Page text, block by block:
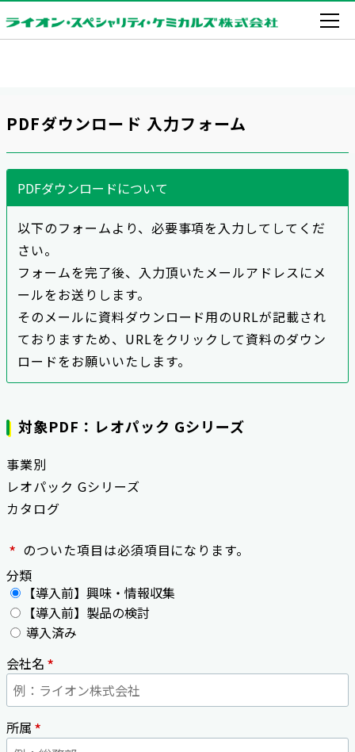
PDFダウンロード 入力フォーム
PDFダウンロードについて
以下のフォームより、必要事項を入力してしてくだ
さい。
フォームを完了後、入力頂いたメールアドレスにメ
ールをお送りします。
そのメールに資料ダウンロード用のURLが記載され
ておりますため、URLをクリックして資料のダウン
ロードをお願いいたします。
対象PDF：レオパック Gシリーズ
事業別
レオパック Gシリーズ
カタログ
* のついた項目は必須項目になります。
分類
【導入前】興味・情報収集
【導入前】製品の検討
導入済み
会社名 *
所属 *